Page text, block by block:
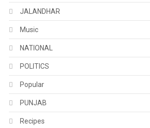
JALANDHAR
Music
NATIONAL
POLITICS
Popular
PUNJAB
Recipes